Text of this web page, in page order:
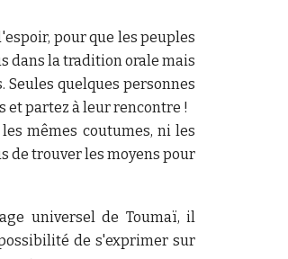
pour que les peuples
dans la tradition orale mais
Seules quelques personnes
et partez à leur rencontre !
mêmes coutumes, ni les
de trouver les moyens pour
universel de Toumaï, il
de s'exprimer sur